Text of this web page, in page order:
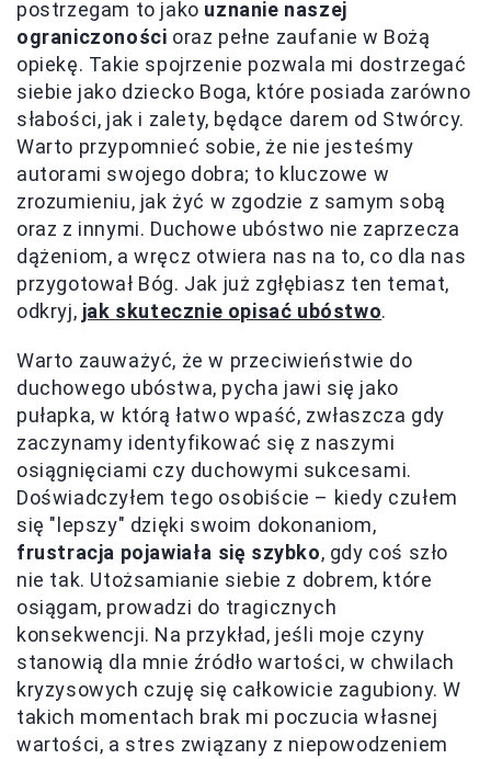
postrzegam to jako uznanie naszej
ograniczoności oraz pełne zaufanie w Bożą
opiekę. Takie spojrzenie pozwala mi dostrzegać
siebie jako dziecko Boga, które posiada zarówno
słabości, jak i zalety, będące darem od Stwórcy.
Warto przypomnieć sobie, że nie jesteśmy
autorami swojego dobra; to kluczowe w
zrozumieniu, jak żyć w zgodzie z samym sobą
oraz z innymi. Duchowe ubóstwo nie zaprzecza
dążeniom, a wręcz otwiera nas na to, co dla nas
przygotował Bóg. Jak już zgłębiasz ten temat,
odkryj, jak skutecznie opisać ubóstwo.
Warto zauważyć, że w przeciwieństwie do
duchowego ubóstwa, pycha jawi się jako
pułapka, w którą łatwo wpaść, zwłaszcza gdy
zaczynamy identyfikować się z naszymi
osiągnięciami czy duchowymi sukcesami.
Doświadczyłem tego osobiście – kiedy czułem
się "lepszy" dzięki swoim dokonaniom,
frustracja pojawiała się szybko, gdy coś szło
nie tak. Utożsamianie siebie z dobrem, które
osiągam, prowadzi do tragicznych
konsekwencji. Na przykład, jeśli moje czyny
stanowią dla mnie źródło wartości, w chwilach
kryzysowych czuję się całkowicie zagubiony. W
takich momentach brak mi poczucia własnej
wartości, a stres związany z niepowodzeniem